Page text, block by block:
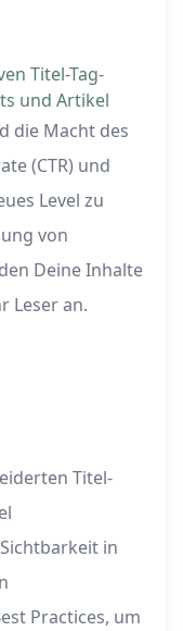
Titel-Tag-
und Artikel
die Macht des
(CTR) und
Level zu
von
Deine Inhalte
Leser an.
Titel-
in
Practices, um